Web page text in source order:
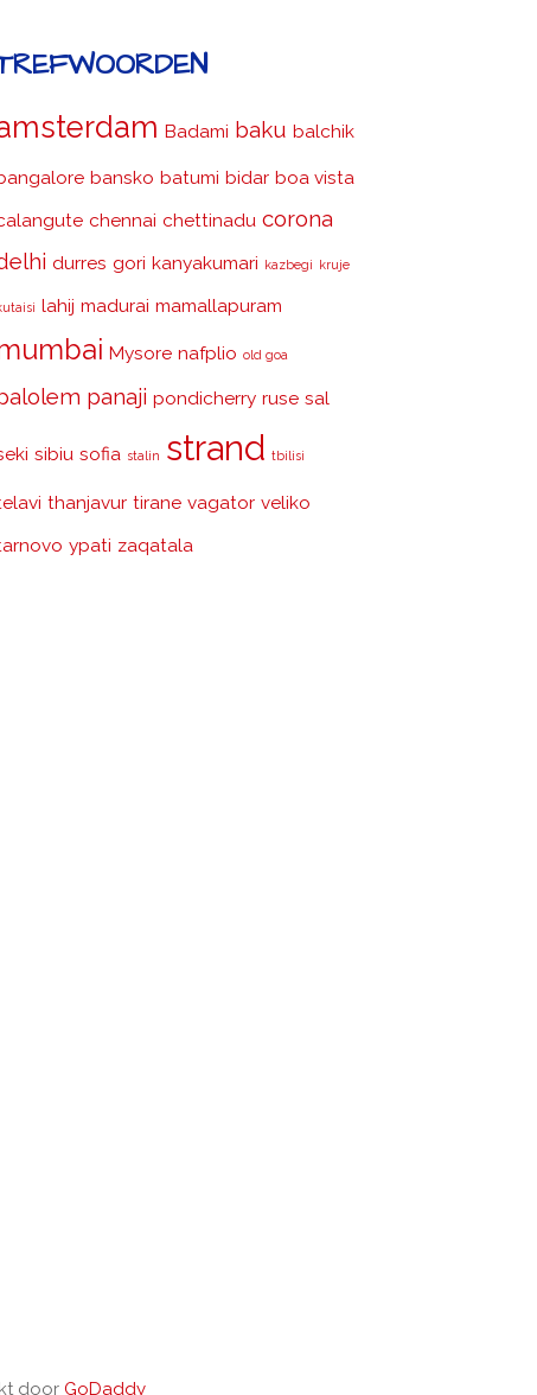
Badami baku balchik
bansko batumi bidar boa vista
chennai chettinadu corona
durres gori kanyakumari kazbegi kruje
lahij madurai mamallapuram
Mysore nafplio old goa
panaji pondicherry ruse sal
sibiu sofia stalin strand tbilisi
thanjavur tirane vagator veliko
ypati zaqatala
door GoDaddy